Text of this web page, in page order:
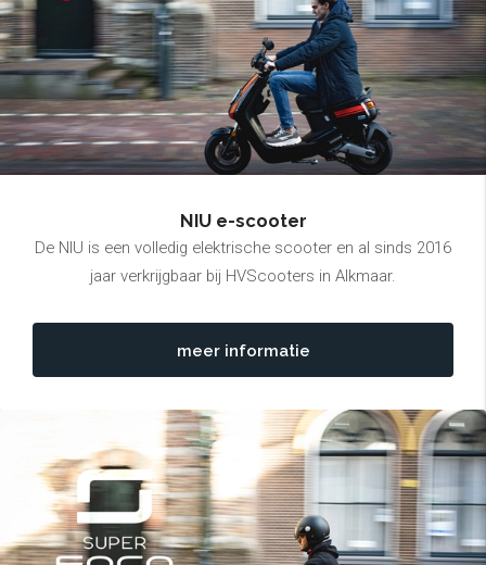
NIU e-scooter
De NIU is een volledig elektrische scooter en al sinds 2016
jaar verkrijgbaar bij HVScooters in Alkmaar.
meer informatie